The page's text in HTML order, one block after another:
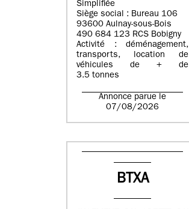
Simplifiée
Siège social : Bureau 106
93600 Aulnay-sous-Bois
490 684 123 RCS Bobigny
Activité : déménagement,
transports, location de
véhicules de + de
3.5 tonnes
Annonce parue le
07/08/2026
BTXA